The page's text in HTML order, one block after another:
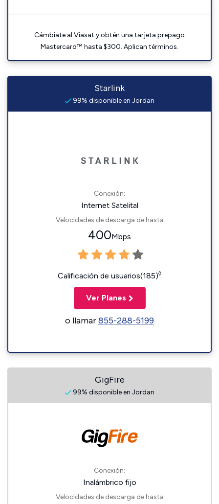
Cámbiate al Viasat y obtén una tarjeta prepago
Mastercard™ hasta $300. Aplican términos.
Starlink
99% disponible en Jordan
Conexión:
Internet Satelital
Velocidades de descarga de hasta
400Mbps
Calificación de usuarios(185)◊
Ver Planes
o llamar855-288-5199
GigFire
99% disponible en Jordan
Conexión:
Inalámbrico fijo
Velocidades de descarga de hasta